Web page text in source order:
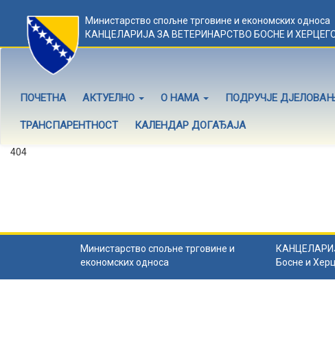
Министарство спољне трговине и економских односа
КАНЦЕЛАРИЈА ЗА ВЕТЕРИНАРСТВО БОСНЕ И
ПОЧЕТНА АКТУЕЛНО О НАМА ПОДРУЧЈЕ
ТРАНСПАРЕНТНОСТ КАЛЕНДАР ДОГАЂАЈА
404
Министарство спољне трговине и
економских односа
Босне и